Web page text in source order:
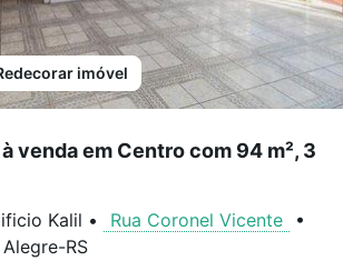
imóvel
venda em Centro com 94 m², 3
Kalil • Rua Coronel Vicente
•
-RS